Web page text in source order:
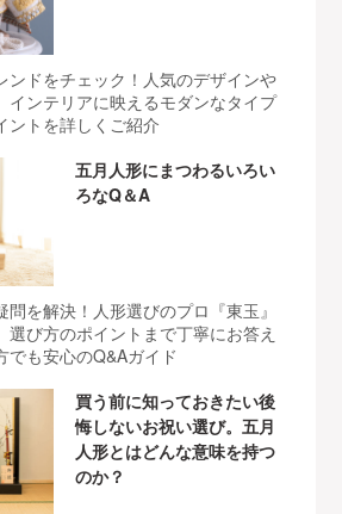
ンドをチェック！人気のデザインや
インテリアに映えるモダンなタイプ
ントを詳しくご紹介
五月人形にまつわるいろい
ろなQ＆A
を解決！人形選びのプロ『東玉』
選び方のポイントまで丁寧にお答え
でも安心のQ&Aガイド
買う前に知っておきたい後
悔しないお祝い選び。五月
人形とはどんな意味を持つ
のか？